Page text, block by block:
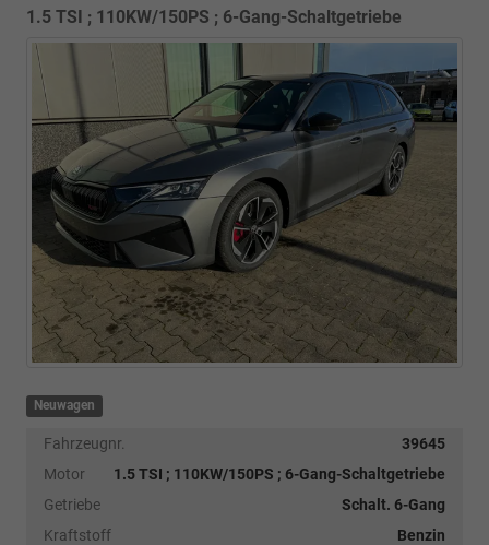
1.5 TSI ; 110KW/150PS ; 6-Gang-Schaltgetriebe
Neuwagen
Fahrzeugnr.
39645
Motor
1.5 TSI ; 110KW/150PS ; 6-Gang-Schaltgetriebe
Getriebe
Schalt. 6-Gang
Kraftstoff
Benzin